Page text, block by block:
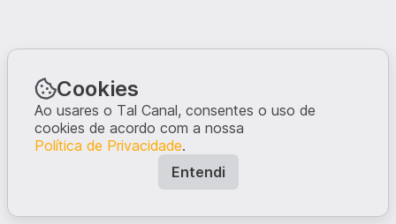
Cookies
Ao usares o Tal Canal, consentes o uso de
cookies de acordo com a nossa
Política de Privacidade.
Entendi